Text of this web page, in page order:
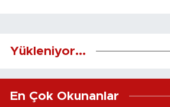
Yükleniyor...
En Çok Okunanlar